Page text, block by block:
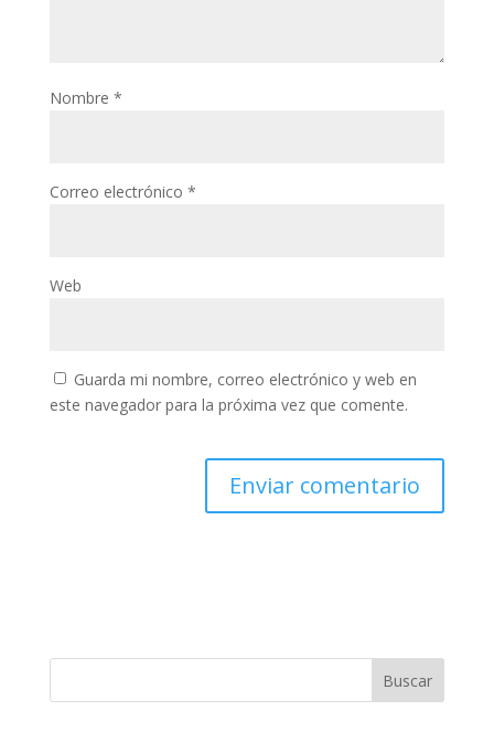
Nombre *
Correo electrónico *
Web
Guarda mi nombre, correo electrónico y web en
este navegador para la próxima vez que comente.